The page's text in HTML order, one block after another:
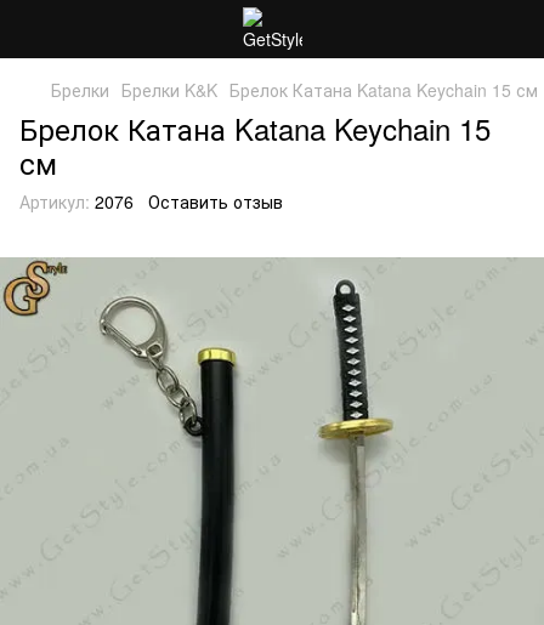
Брелки Брелки K&K Брелок Катана Katana Keychain 15 см
Брелок Катана Katana Keychain 15
см
Артикул: 2076 Оставить отзыв